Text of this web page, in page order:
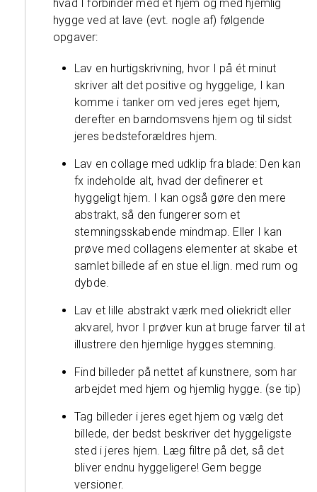
hvad I forbinder med et hjem og med hjemlig
hygge ved at lave (evt. nogle af) følgende
opgaver:
Lav en hurtigskrivning, hvor I på ét minut
skriver alt det positive og hyggelige, I kan
komme i tanker om ved jeres eget hjem,
derefter en barndomsvens hjem og til sidst
jeres bedsteforældres hjem.
Lav en collage med udklip fra blade: Den kan
fx indeholde alt, hvad der definerer et
hyggeligt hjem. I kan også gøre den mere
abstrakt, så den fungerer som et
stemningsskabende mindmap. Eller I kan
prøve med collagens elementer at skabe et
samlet billede af en stue el.lign. med rum og
dybde.
Lav et lille abstrakt værk med oliekridt eller
akvarel, hvor I prøver kun at bruge farver til at
illustrere den hjemlige hygges stemning.
Find billeder på nettet af kunstnere, som har
arbejdet med hjem og hjemlig hygge. (se tip)
Tag billeder i jeres eget hjem og vælg det
billede, der bedst beskriver det hyggeligste
sted i jeres hjem. Læg filtre på det, så det
bliver endnu hyggeligere! Gem begge
versioner.